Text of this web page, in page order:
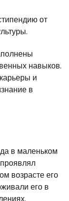
от
навыков.
и
в
в маленьком
возрасте его
его в